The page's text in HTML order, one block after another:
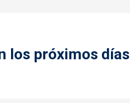
los próximos días